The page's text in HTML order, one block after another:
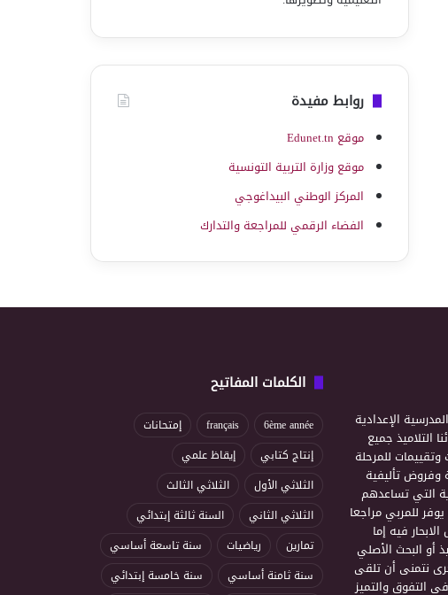
روابط مفيدة
موقع Edunet.tn
موقع وزارة التربية التونسية
المركز الوطني البيداغوجي
الفضاء الرقمي للمراجعة والتدارك
الإعدادية
التلاميذ جميع
للمرحلة
وفروض تأليفية
التي تساعدهم
للمربي مراجعا
فيه إما
أو البحث الأصلي
نتمنى أن تلقى
التفوق والتميز
الكلمات المفاتيح
6ème année
français
إمتحانات
إنتاج كتابي
إيقاظ علمي
الثلاثي الأول
الثلاثي الثالث
الثلاثي الثاني
السنة ثالثة إبتدائي
تمارين
رياضيات
سنة تاسعة أساسي
سنة ثامنة أساسي
سنة خامسة إبتدائي